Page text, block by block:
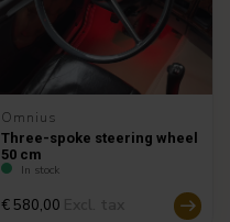
Omnius
Three-spoke steering wheel
50 cm
In stock
€ 580,00